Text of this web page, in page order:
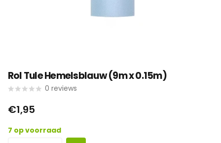
Rol Tule Hemelsblauw (9m x 0.15m)
0 reviews
€1,95
7 op voorraad